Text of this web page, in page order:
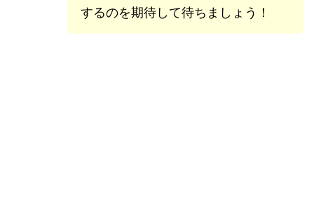
するのを期待して待ちましょう！